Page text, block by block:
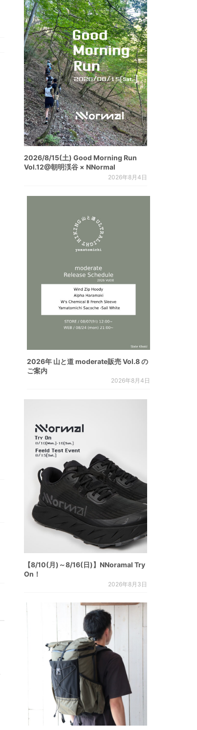
2026/8/15(土) Good Morning Run
Vol.12@朝明渓谷 × NNormal
2026年8月4日
2026年 山と道 moderate販売 Vol.8 の
ご案内
2026年8月4日
【8/10(月)～8/16(日)】NNoramal Try
On！
2026年8月3日